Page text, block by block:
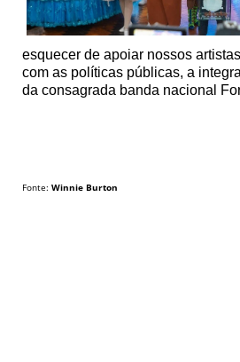
esquecer de apoiar nossos
com as políticas públicas, a
da consagrada banda nacional
Fonte: Winnie Burton